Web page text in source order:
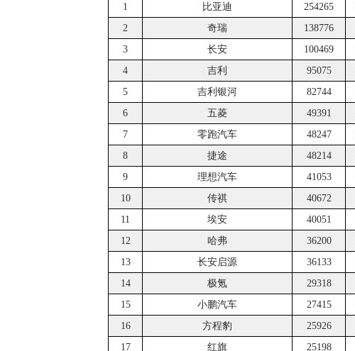
1
比亚迪 254265
2
奇瑞 138776
3
长安 100469
4
吉利 95075
5
吉利银河 82744
6
五菱 49391
7
零跑汽车 48247
8
捷途 48214
9
理想汽车 41053
10
传祺 40672
11
埃安 40051
12
哈弗 36200
13
长安启源 36133
14
极氪 29318
15
小鹏汽车 27415
16
方程豹 25926
17
红旗 25198